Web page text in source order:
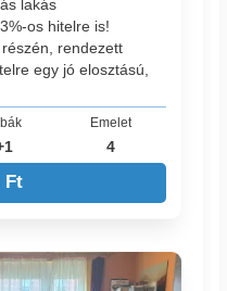
lakás
os hitelre is!
rendezett
egy jó elosztású,
Emelet
4
Ft